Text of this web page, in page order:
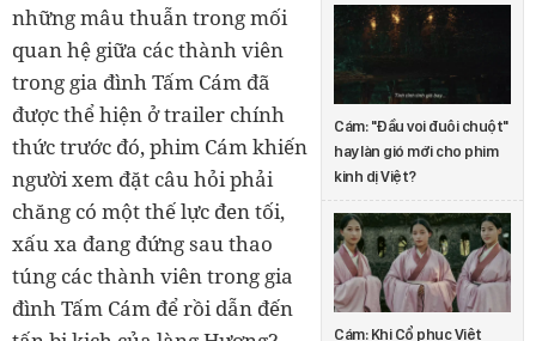
Cám: "Đầu voi đuôi chuột"
hay làn gió mới cho phim
kinh dị Việt?
Cám: Khi Cổ phục Việt
những mâu thuẫn trong mối
quan hệ giữa các thành viên
trong gia đình Tấm Cám đã
được thể hiện ở trailer chính
thức trước đó, phim Cám khiến
người xem đặt câu hỏi phải
chăng có một thế lực đen tối,
xấu xa đang đứng sau thao
túng các thành viên trong gia
đình Tấm Cám để rồi dẫn đến